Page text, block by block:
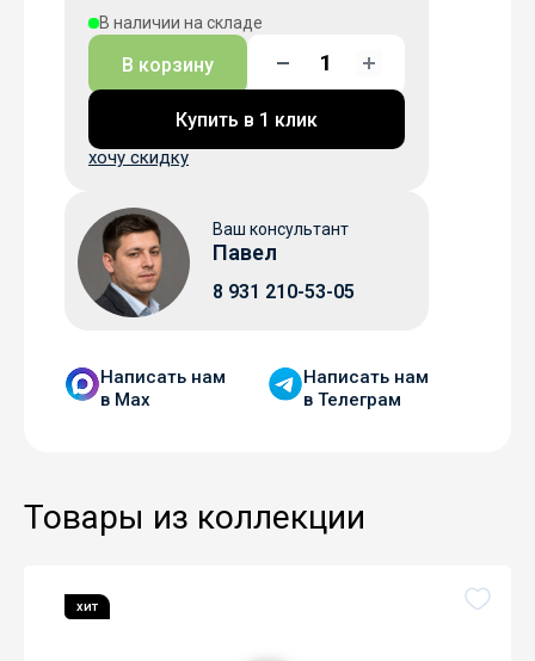
Ваш консультант
Павел
8 931 210-53-05
Написать нам
в Мax
Написать нам
в Телеграм
В наличии на складе
В корзину
Купить в 1 клик
хочу скидку
Товары из коллекции
хит